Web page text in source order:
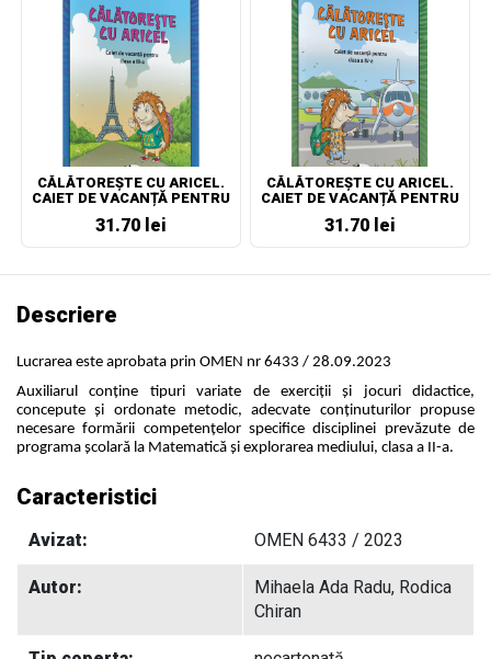
CĂLĂTOREȘTE CU ARICEL.
CAIET DE VACANȚĂ PENTRU
31.70 lei
CĂLĂTOREȘTE CU ARICEL.
CAIET DE VACANȚĂ PENTRU
31.70 lei
Descriere
Lucrarea este aprobata prin OMEN nr 6433 / 28.09.2023
Auxiliarul conține tipuri variate de exerciții și jocuri didactice,
concepute și ordonate metodic, adecvate conținuturilor propuse
necesare formării competențelor specifice disciplinei prevăzute de
programa școlară la Matematică și explorarea mediului, clasa a II-a.
Caracteristici
Avizat: OMEN 6433 / 2023
Autor:
Mihaela Ada Radu, Rodica
Chiran